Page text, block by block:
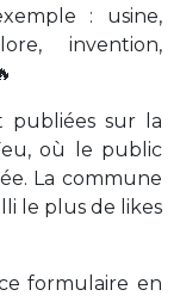
: usine,
invention,
publiées sur la
où le public
La commune
le plus de likes
formulaire en